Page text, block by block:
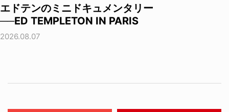
エドテンのミニドキュメンタリー
──ED TEMPLETON IN PARIS
2026.08.07